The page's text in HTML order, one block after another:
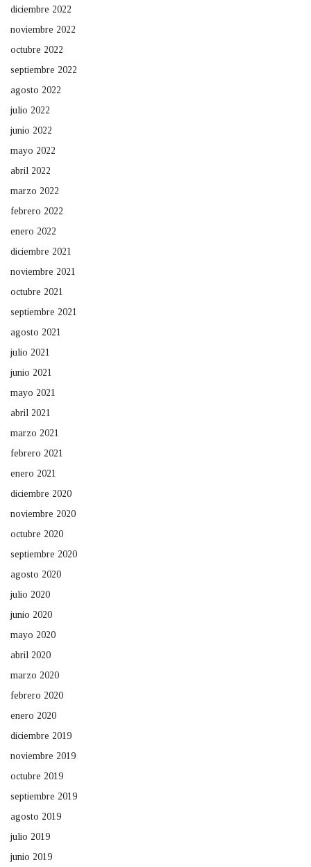
diciembre 2022
noviembre 2022
octubre 2022
septiembre 2022
agosto 2022
julio 2022
junio 2022
mayo 2022
abril 2022
marzo 2022
febrero 2022
enero 2022
diciembre 2021
noviembre 2021
octubre 2021
septiembre 2021
agosto 2021
julio 2021
junio 2021
mayo 2021
abril 2021
marzo 2021
febrero 2021
enero 2021
diciembre 2020
noviembre 2020
octubre 2020
septiembre 2020
agosto 2020
julio 2020
junio 2020
mayo 2020
abril 2020
marzo 2020
febrero 2020
enero 2020
diciembre 2019
noviembre 2019
octubre 2019
septiembre 2019
agosto 2019
julio 2019
junio 2019